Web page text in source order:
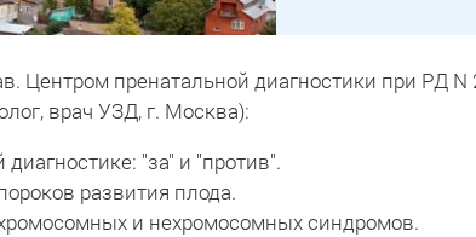
Центром пренатальной диагностики при РД
врач УЗД, г. Москва):
"за" и "против".
развития плода.
и нехромосомных синдромов.